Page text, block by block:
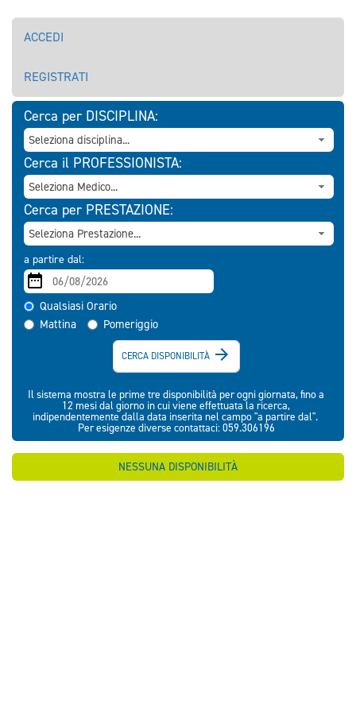
ACCEDI
REGISTRATI
Cerca per DISCIPLINA:
Cerca il PROFESSIONISTA:
Cerca per PRESTAZIONE:
a partire dal:
Qualsiasi Orario
Mattina
Pomeriggio
CERCA DISPONIBILITÀ 
Il sistema mostra le prime tre disponibilità per ogni giornata, fino a
12 mesi dal giorno in cui viene effettuata la ricerca,
indipendentemente dalla data inserita nel campo "a partire dal".
Per esigenze diverse contattaci: 059.306196
NESSUNA DISPONIBILITÀ